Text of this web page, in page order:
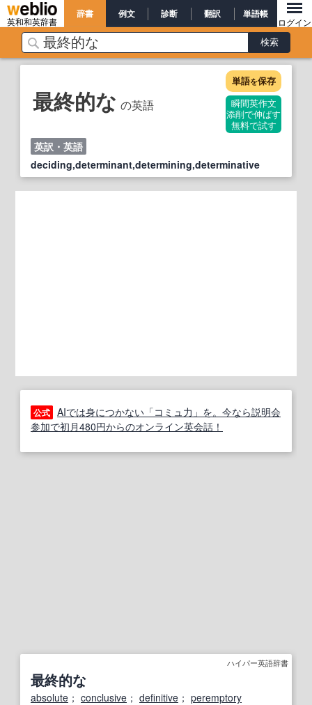
英和和英辞書
辞書 例文 診断 翻訳 単語帳
ログイン
最終的な の英語
単語を保存
瞬間英作文
添削で伸ばす
無料で試す
英訳・英語
deciding,determinant,determining,determinative
公式 AIでは身につかない「コミュ力」を。今なら説明会
参加で初月480円からのオンライン英会話！
ハイパー英語辞書
最終的な
absolute ； conclusive ； definitive ； peremptory